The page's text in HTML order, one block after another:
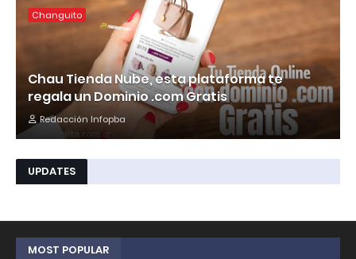
Changuito
Chau Tienda Nube, esta plataforma te
regala un Dominio .com Gratis
Redacción Infopba
UPDATES
MOST POPULAR